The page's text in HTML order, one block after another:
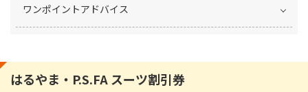
ワンポイントアドバイス
はるやま・P.S.FA スーツ割引券